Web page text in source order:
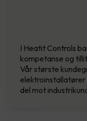
I Heatit Controls
kompetanse og
Vår største
elektroinstallatører
del mot